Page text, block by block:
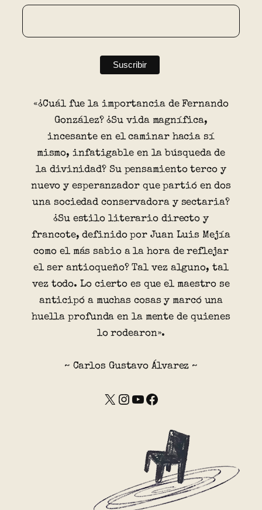
«¿Cuál fue la importancia de Fernando
González? ¿Su vida magnífica,
incesante en el caminar hacia sí
mismo, infatigable en la búsqueda de
la divinidad? Su pensamiento terco y
nuevo y esperanzador que partió en dos
una sociedad conservadora y sectaria?
¿Su estilo literario directo y
francote, definido por Juan Luis Mejía
como el más sabio a la hora de reflejar
el ser antioqueño? Tal vez alguno, tal
vez todo. Lo cierto es que el maestro se
anticipó a muchas cosas y marcó una
huella profunda en la mente de quienes
lo rodearon».
~ Carlos Gustavo Álvarez ~
X Instagram YouTube Facebook